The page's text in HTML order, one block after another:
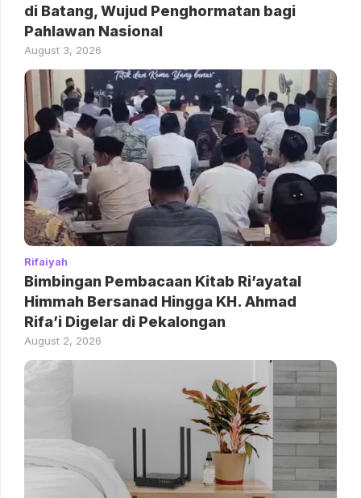
di Batang, Wujud Penghormatan bagi
Pahlawan Nasional
August 3, 2026
Rifaiyah
Bimbingan Pembacaan Kitab Ri’ayatal
Himmah Bersanad Hingga KH. Ahmad
Rifa’i Digelar di Pekalongan
August 2, 2026